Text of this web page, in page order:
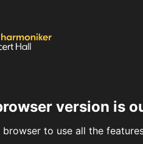
version is
browser to use all the